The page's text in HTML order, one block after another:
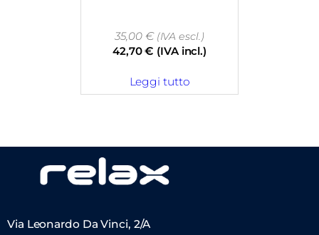
35,00 €(IVA escl.)
42,70€ (IVA incl.)
Leggi tutto
Via Leonardo Da Vinci, 2/A